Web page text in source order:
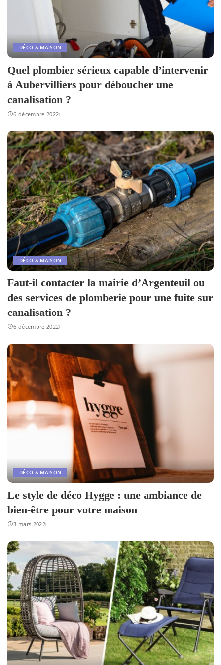
DÉCO & MAISON
Quel plombier sérieux capable d’intervenir
à Aubervilliers pour déboucher une
canalisation ?
6 décembre 2022
DÉCO & MAISON
Faut-il contacter la mairie d’Argenteuil ou
des services de plomberie pour une fuite sur
canalisation ?
6 décembre 2022
DÉCO & MAISON
Le style de déco Hygge : une ambiance de
bien-être pour votre maison
3 mars 2022